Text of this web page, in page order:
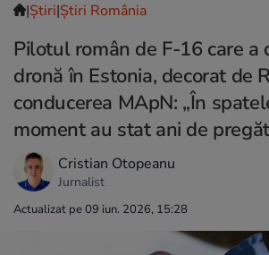
|Ştiri|Știri România
Pilotul român de F-16 care a
dronă în Estonia, decorat de
conducerea MApN: „În
moment au stat ani de
Cristian Otopeanu
Jurnalist
Actualizat pe 09 iun. 2026, 15:28